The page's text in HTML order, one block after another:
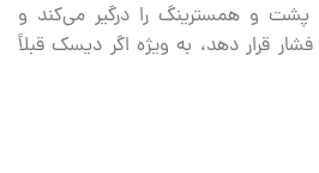
و همسترینگ را درگیر می‌کند و
قرار دهد، به ویژه اگر دیسک قبلاً